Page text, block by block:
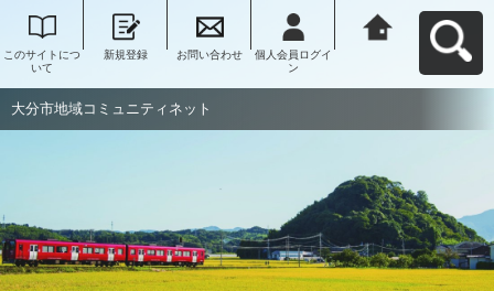
このサイトにつ
いて
新規登録 お問い合わせ
個人会員ログイ
ン
大分市地域コミュニティネット